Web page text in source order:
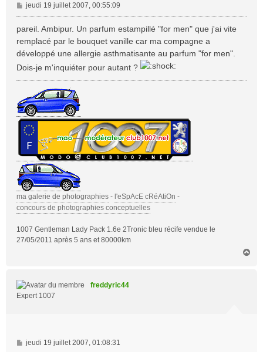
M
e
s
g
e
jeudi 19 juillet 2007, 00:55:09
pareil. Ambipur. Un parfum estampillé "for men" que j'ai vite
remplacé par le bouquet vanille car ma compagne a
développé une allergie asthmatisante au parfum "for men".
Dois-je m'inquiéter pour autant ?
ma galerie de photographies - l'eSpAcE cRéAtiOn -
concours de photographies conceptuelles
1007 Gentleman Lady Pack 1.6e 2Tronic bleu récife vendue le
27/05/2011 après 5 ans et 80000km
freddyric44
Expert 1007
M
jeudi 19 juillet 2007, 01:08:31